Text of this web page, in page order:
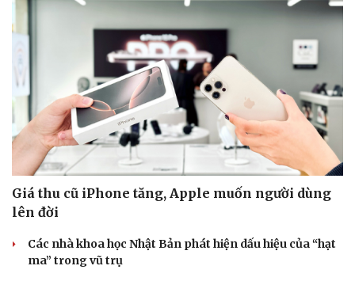
Giá thu cũ iPhone tăng, Apple muốn người dùng
lên đời
Các nhà khoa học Nhật Bản phát hiện dấu hiệu của “hạt
ma” trong vũ trụ